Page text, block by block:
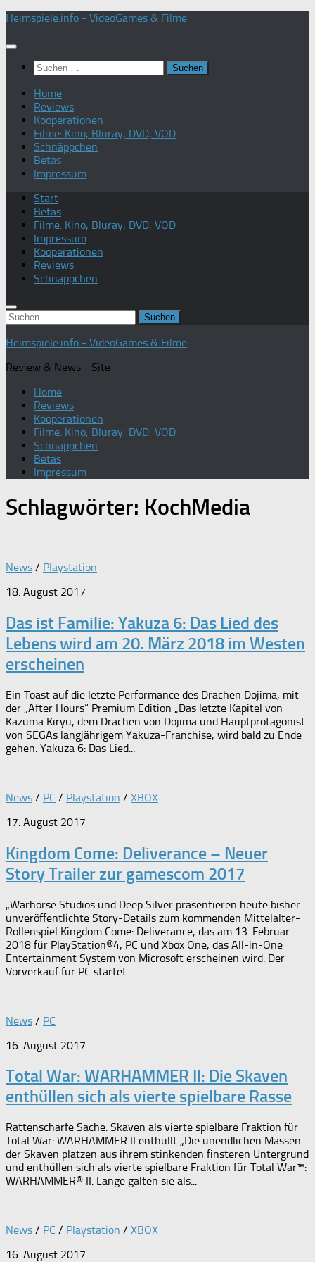
Zum
springen
Heimspiele.info - VideoGames & Filme
Suchen
nach:
Home
Reviews
Kooperationen
Filme: Kino, Bluray, DVD, VOD
Schnäppchen
Betas
Impressum
Start
Betas
Filme: Kino, Bluray, DVD, VOD
Impressum
Kooperationen
Reviews
Schnäppchen
Suchen
nach:
Heimspiele.info - VideoGames & Filme
Review & News - Site
Home
Reviews
Kooperationen
Filme: Kino, Bluray, DVD, VOD
Schnäppchen
Betas
Impressum
Schlagwörter: KochMedia
News / Playstation
18. August 2017
Das ist Familie: Yakuza 6: Das Lied des
Lebens wird am 20. März 2018 im Westen
erscheinen
Ein Toast auf die letzte Performance des Drachen Dojima, mit
der „After Hours“ Premium Edition „Das letzte Kapitel von
Kazuma Kiryu, dem Drachen von Dojima und Hauptprotagonist
von SEGAs langjährigem Yakuza-Franchise, wird bald zu Ende
gehen. Yakuza 6: Das Lied...
News / PC / Playstation / XBOX
17. August 2017
Kingdom Come: Deliverance – Neuer
Story Trailer zur gamescom 2017
„Warhorse Studios und Deep Silver präsentieren heute bisher
unveröffentlichte Story-Details zum kommenden Mittelalter-
Rollenspiel Kingdom Come: Deliverance, das am 13. Februar
2018 für PlayStation®4, PC und Xbox One, das All-in-One
Entertainment System von Microsoft erscheinen wird. Der
Vorverkauf für PC startet...
News / PC
16. August 2017
Total War: WARHAMMER II: Die Skaven
enthüllen sich als vierte spielbare Rasse
Rattenscharfe Sache: Skaven als vierte spielbare Fraktion für
Total War: WARHAMMER II enthüllt „Die unendlichen Massen
der Skaven platzen aus ihrem stinkenden finsteren Untergrund
und enthüllen sich als vierte spielbare Fraktion für Total War™:
WARHAMMER® II. Lange galten sie als...
News / PC / Playstation / XBOX
16. August 2017